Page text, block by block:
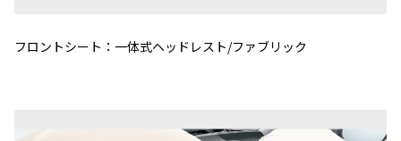
フロントシート：一体式ヘッドレスト/ファブリック